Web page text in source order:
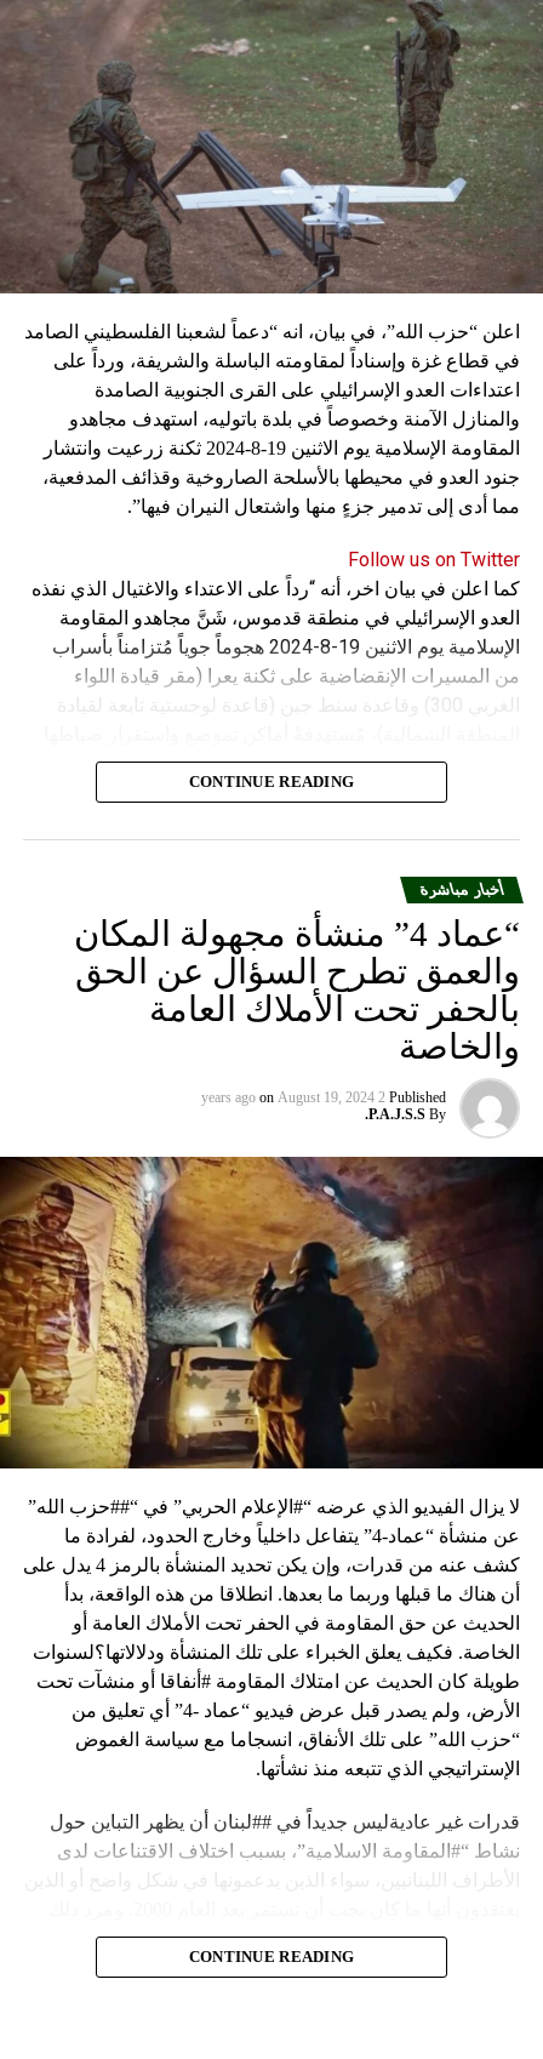
اعلن “حزب الله”، في بيان، انه “دعماً لشعبنا الفلسطيني الصامد
في قطاع غزة وإسناداً لمقاومته الباسلة ‌‏‌‏‌والشريفة، ورداً على
اعتداءات العدو الإسرائيلي على القرى الجنوبية الصامدة
والمنازل الآمنة وخصوصاً في بلدة باتوليه، استهدف مجاهدو
المقاومة الإسلامية يوم الاثنين 19-8-2024 ثكنة زرعيت وانتشار
جنود العدو في محيطها بالأسلحة الصاروخية وقذائف المدفعية،
مما أدى إلى تدمير جزءٍ منها واشتعال النيران فيها”.
Follow us on Twitter
كما اعلن في بيان اخر، أنه “رداً على الاعتداء والاغتيال الذي نفذه
العدو الإسرائيلي في منطقة قدموس، شَنَّ مجاهدو المقاومة
الإسلامية يوم الاثنين 19-8-2024 هجوماً جوياً مُتزامناً بأسراب
من المسيرات الإنقضاضية على ثكنة يعرا (مقر قيادة اللواء
الغربي 300) وقاعدة سنط جين (قاعدة لوجستية تابعة لقيادة
وجنودها وأصابت أهدافها بدقة وأوقعت فيهم عدداً من القتلى
CONTINUE READING
أخبار مباشرة
“عماد 4” منشأة مجهولة المكان
والعمق تطرح السؤال عن الحق
بالحفر تحت الأملاك العامة
والخاصة
Published
2 years ago
on August 19, 2024
By
P.A.J.S.S.
لا يزال الفيديو الذي عرضه “#الإعلام الحربي” في “##حزب الله”
عن منشأة “عماد-4” يتفاعل داخلياً وخارج الحدود، لفرادة ما
كشف عنه من قدرات، وإن يكن تحديد المنشأة بالرمز 4 يدل على
أن هناك ما قبلها وربما ما بعدها. انطلاقا من هذه الواقعة، بدأ
الحديث عن حق المقاومة في الحفر تحت الأملاك العامة أو
الخاصة. فكيف يعلق الخبراء على تلك المنشأة ودلالاتها؟لسنوات
طويلة كان الحديث عن امتلاك المقاومة #أنفاقا أو منشآت تحت
الأرض، ولم يصدر قبل عرض فيديو “عماد -4” أي تعليق من
“حزب الله” على تلك الأنفاق، انسجاما مع سياسة الغموض
الإستراتيجي الذي تتبعه منذ نشأتها.
قدرات غير عاديةليس جديداً في ##لبنان أن يظهر التباين حول
نشاط “#المقاومة الاسلامية”، بسبب اختلاف الاقتناعات لدى
الأطراف اللبنانيين، سواء الذين يدعمونها في شكل واضح أو الذين
إلى أن المقاومة ضد الاحتلال الإسرائيلي لم تكن يوماً محط
إجماع داخلي، وإن كانت القوى اللبنانية المؤمنة بالصراع ضد
CONTINUE READING